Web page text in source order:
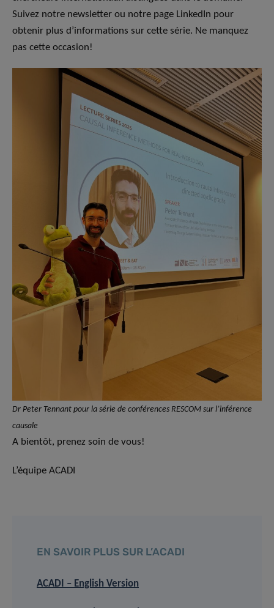
Suivez notre newsletter ou notre page LinkedIn pour
obtenir plus d’informations sur cette série. Ne manquez
pas cette occasion!
Dr Peter Tennant pour la série de conférences RESCOM sur l’inférence
causale
A bientôt, prenez soin de vous!
L’équipe ACADI
EN SAVOIR PLUS SUR L’ACADI
ACADI – English Version